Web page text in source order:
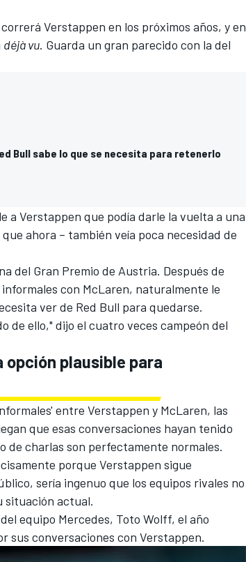
Verstappen en los próximos años, y en
déjà vu. Guarda un gran parecido con la del
Bull sabe lo que se necesita para retenerlo
Verstappen que podía darle la vuelta a una
ahora – también veía poca necesidad de
del Gran Premio de Austria. Después de
con McLaren, naturalmente le
ver de Red Bull para quedarse.
de ello," dijo el cuatro veces campeón del
opción plausible para
entre Verstappen y McLaren, las
que esas conversaciones hayan tenido
de charlas son perfectamente normales.
porque Verstappen sigue
sería ingenuo que los equipos rivales no
situación actual.
equipo Mercedes, Toto Wolff, el año
sus conversaciones con Verstappen.